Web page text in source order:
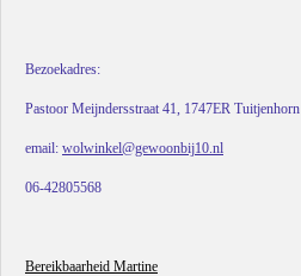
Bezoekadres:
Pastoor Meijndersstraat 41, 1747ER Tuitjenhorn
email: wolwinkel@gewoonbij10.nl
06-42805568
Bereikbaarheid Martine